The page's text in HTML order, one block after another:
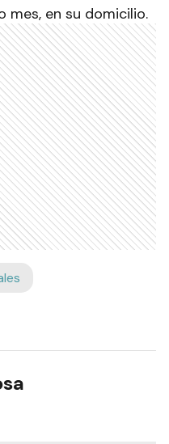
mes, en su domicilio.